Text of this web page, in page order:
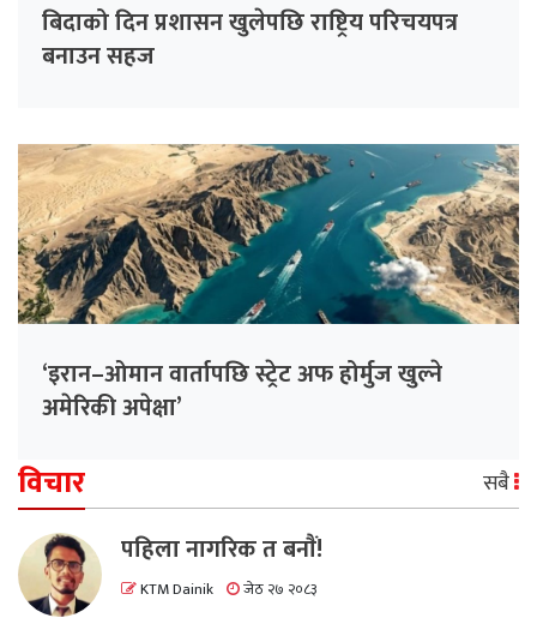
बिदाको दिन प्रशासन खुलेपछि राष्ट्रिय परिचयपत्र
बनाउन सहज
‘इरान–ओमान वार्तापछि स्ट्रेट अफ होर्मुज खुल्ने
अमेरिकी अपेक्षा’
विचार सबै
पहिला नागरिक त बनाैं!
KTM Dainik जेठ २७ २०८३